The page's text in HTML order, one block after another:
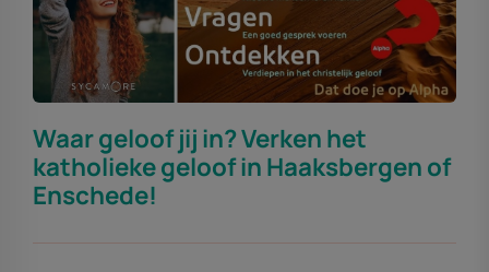
Waar geloof jij in? Verken het
katholieke geloof in Haaksbergen of
Enschede!